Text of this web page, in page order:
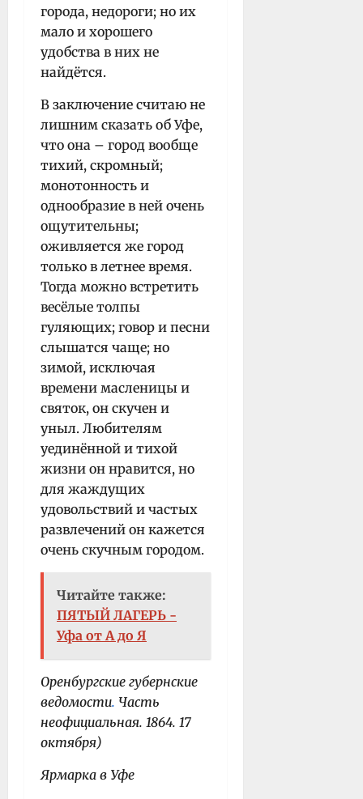
города, недороги; но их
мало и хорошего
удобства в них не
найдётся.
В заключение считаю не
лишним сказать об Уфе,
что она – город вообще
тихий, скромный;
монотонность и
однообразие в ней очень
ощутительны;
оживляется же город
только в летнее время.
Тогда можно встретить
весёлые толпы
гуляющих; говор и песни
слышатся чаще; но
зимой, исключая
времени масленицы и
святок, он скучен и
уныл. Любителям
уединённой и тихой
жизни он нравится, но
для жаждущих
удовольствий и частых
развлечений он кажется
очень скучным городом.
Читайте также:
ПЯТЫЙ ЛАГЕРЬ -
Уфа от А до Я
Оренбургские губернские
ведомости. Часть
неофициальная. 1864. 17
октября)
Ярмарка в Уфе